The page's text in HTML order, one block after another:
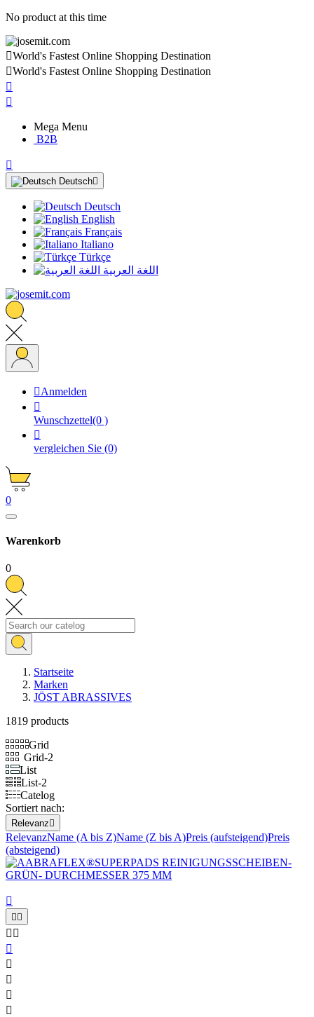
No product at this time
World's Fastest Online Shopping Destination
World's Fastest Online Shopping Destination


Mega Menu
B2B

Deutsch
Deutsch
English
Français
Italiano
Türkçe
اللغة العربية
Anmelden

Wunschzettel(0 )

vergleichen Sie (0)
0
Warenkorb
0
Startseite
Marken
JÖST ABRASSIVES
1819 products
Grid
Grid-2
List
List-2
Catelog
Sortiert nach:
Relevanz 
RelevanzName (A bis Z)Name (Z bis A)Preis (aufsteigend)Preis
(absteigend)

 
 




